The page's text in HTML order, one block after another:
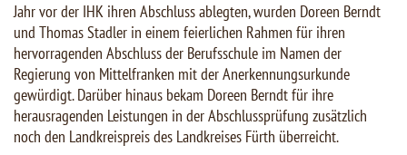
Jahr vor der IHK ihren Abschluss ablegten, wurden Doreen Berndt
und Thomas Stadler in einem feierlichen Rahmen für ihren
hervorragenden Abschluss der Berufsschule im Namen der
Regierung von Mittelfranken mit der Anerkennungsurkunde
gewürdigt. Darüber hinaus bekam Doreen Berndt für ihre
herausragenden Leistungen in der Abschlussprüfung zusätzlich
noch den Landkreispreis des Landkreises Fürth überreicht.